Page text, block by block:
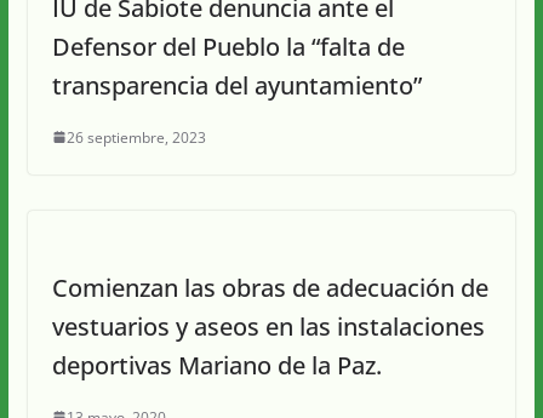
IU de Sabiote denuncia ante el
Defensor del Pueblo la “falta de
transparencia del ayuntamiento”
26 septiembre, 2023
Comienzan las obras de adecuación de
vestuarios y aseos en las instalaciones
deportivas Mariano de la Paz.